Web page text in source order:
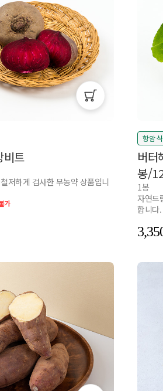
비트
저하게 검사한 무농약 상품입니
가
항암
버터
봉/
1봉
자연드
합니다.